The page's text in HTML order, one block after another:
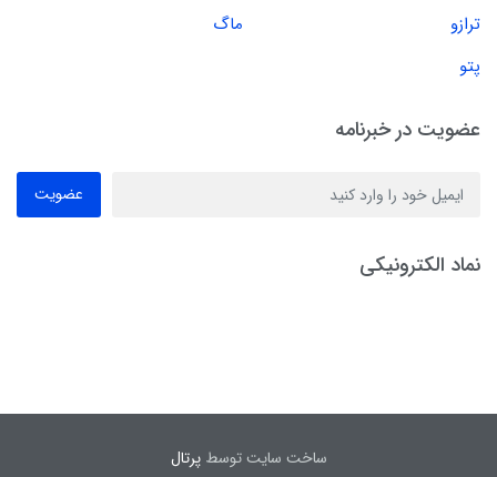
ترازو
ماگ
پتو
عضویت در خبرنامه
عضویت
نماد الکترونیکی
ساخت سایت توسطپرتال